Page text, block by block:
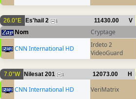
26.0°E Es'hail 2 1 11430.00 V
Nom Cryptage
CNN International HD
Irdeto 2
VideoGuard
7.0°W Nilesat 201 1 12073.00 H
CNN International HD VeriMatrix